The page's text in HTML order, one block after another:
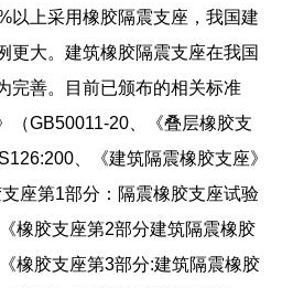
以上采用橡胶隔震支座，我国建
更大。建筑橡胶隔震支座在我国
完善。目前已颁布的相关标准
（GB50011-20、《叠层橡胶支
、《建筑隔震橡胶支座》
支座第1部分：隔震橡胶支座试验
橡胶支座第2部分建筑隔震橡胶
橡胶支座第3部分:建筑隔震橡胶